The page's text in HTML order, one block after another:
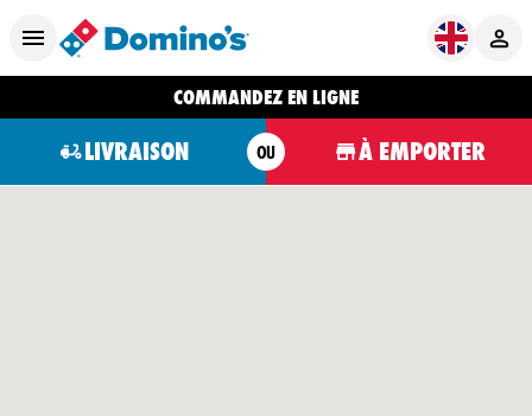
COMMANDEZ EN LIGNE
LIVRAISON OU À EMPORTER